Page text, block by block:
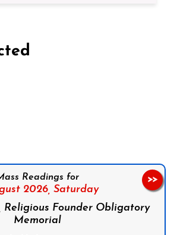
Readings for
2026, Saturday
Religious Founder Obligatory
Memorial
>>